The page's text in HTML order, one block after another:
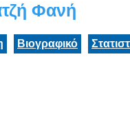
Φανή
Βιογραφικό